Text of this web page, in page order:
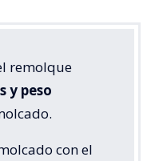
remolque
y peso
con el